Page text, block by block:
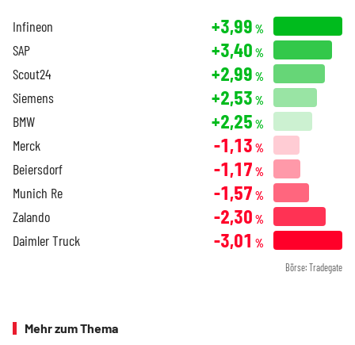
Infineon +3,99 %
SAP +3,40 %
Scout24 +2,99 %
Siemens +2,53 %
BMW +2,25 %
Merck -1,13 %
Beiersdorf -1,17 %
Munich Re -1,57 %
Zalando -2,30 %
Daimler Truck -3,01 %
Börse: Tradegate
Mehr zum Thema